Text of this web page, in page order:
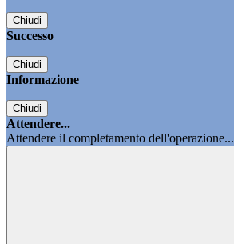
Chiudi
Successo
Chiudi
Informazione
Chiudi
Attendere...
Attendere il completamento dell'operazione...